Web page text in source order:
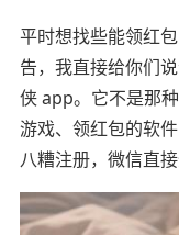
平时想找些能领红
告，我直接给你们
侠 app。它不是那
游戏、领红包的软
八糟注册，微信直接